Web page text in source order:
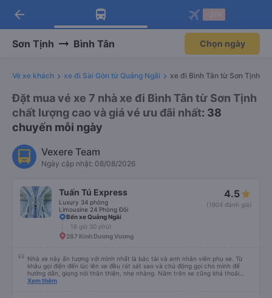
Tải app Vexere ngay!
Nhận ưu đãi thành viên độc
Mở app
Tải app Vexere
-30k/ghế khi đặt vé máy bay qua
Mở app
arrow_back
Sơn Tịnh Bình Tân Chọn ngày
Vé xe khách xe đi Sài Gòn từ Quảng Ngãi xe đi Bình Tân từ Sơn Tịnh
Đặt mua vé xe 7 nhà xe đi Bình Tân từ Sơn Tịnh
chất lượng cao và giá vé ưu đãi nhất: 38
chuyến mỗi ngày
Vexere Team
Ngày cập nhật: 08/08/2026
Tuấn Tú Express
Luxury 34 phòng
Limousine 24 Phòng Đôi
4.5
(1904 đánh giá)
Bến xe Quảng Ngãi
16 giờ 30 phút
287 Kinh Dương Vương
Nhà xe này ấn tượng với mình nhất là bác tài và anh nhân viên phụ xe. Từ
khâu gọi điện đến lúc lên xe đều rát sát sao và chủ động gọi cho mình để
hướng dẫn, giọng nói thân thiện, nhẹ nhàng. Nằm trên xe cũng khá thoải
mái, chăn nệm nước suối đầy đủ. Chuyến xe của mình hầu hết là các cô bác
Xem thêm